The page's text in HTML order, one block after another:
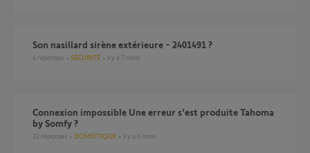
Son nasillard sirène extérieure - 2401491 ?
4 réponses SÉCURITÉ il y a 7 mois
Connexion impossible Une erreur s'est produite Tahoma
by Somfy ?
22 réponses DOMOTIQUE il y a 6 mois